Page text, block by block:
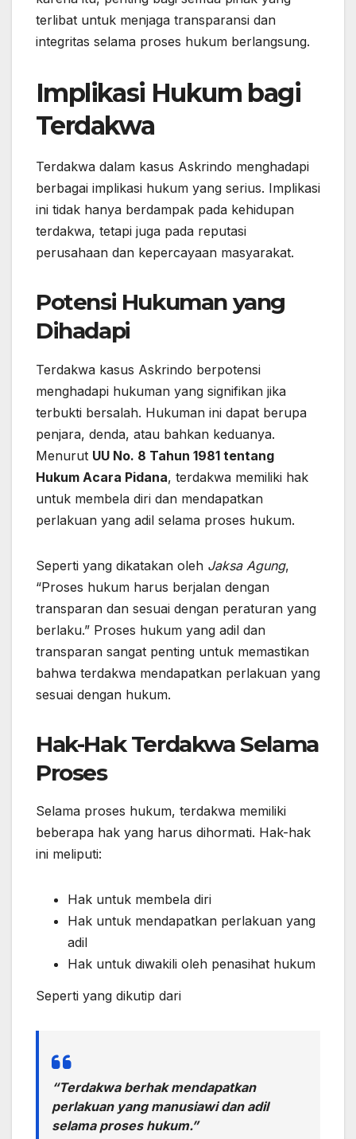
terlibat untuk menjaga transparansi dan
integritas selama proses hukum berlangsung.
Implikasi Hukum bagi
Terdakwa
Terdakwa dalam kasus Askrindo menghadapi
berbagai implikasi hukum yang serius. Implikasi
ini tidak hanya berdampak pada kehidupan
terdakwa, tetapi juga pada reputasi
perusahaan dan kepercayaan masyarakat.
Potensi Hukuman yang
Dihadapi
Terdakwa kasus Askrindo berpotensi
menghadapi hukuman yang signifikan jika
terbukti bersalah. Hukuman ini dapat berupa
penjara, denda, atau bahkan keduanya.
Menurut UU No. 8 Tahun 1981 tentang
Hukum Acara Pidana, terdakwa memiliki hak
untuk membela diri dan mendapatkan
perlakuan yang adil selama proses hukum.
Seperti yang dikatakan oleh Jaksa Agung,
“Proses hukum harus berjalan dengan
transparan dan sesuai dengan peraturan yang
berlaku.” Proses hukum yang adil dan
transparan sangat penting untuk memastikan
bahwa terdakwa mendapatkan perlakuan yang
sesuai dengan hukum.
Hak-Hak Terdakwa Selama
Proses
Selama proses hukum, terdakwa memiliki
beberapa hak yang harus dihormati. Hak-hak
ini meliputi:
Hak untuk membela diri
Hak untuk mendapatkan perlakuan yang
adil
Hak untuk diwakili oleh penasihat hukum
Seperti yang dikutip dari
“Terdakwa berhak mendapatkan
perlakuan yang manusiawi dan adil
selama proses hukum.”